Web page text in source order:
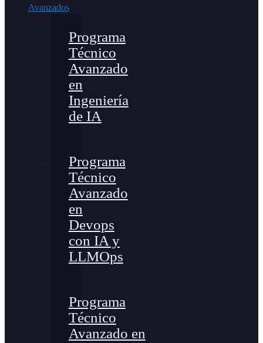
Avanzados
Programa
Técnico
Avanzado
en
Ingeniería
de IA
Programa
Técnico
Avanzado
en
Devops
con IA y
LLMOps
Programa
Técnico
Avanzado en